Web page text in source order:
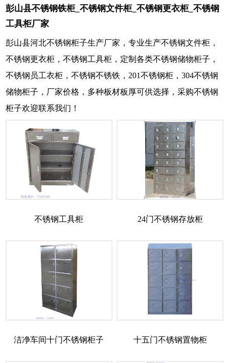
彭山县不锈钢铁柜_不锈钢文件柜_不锈钢更衣柜_不锈钢
工具柜厂家
彭山县河北不锈钢柜子生产厂家，专业生产不锈钢文件柜，
不锈钢更衣柜，不锈钢工具柜，定制各类不锈钢储物柜子，
不锈钢员工衣柜，不锈钢不锈铁，201不锈钢柜，304不锈钢
储物柜子，厂家价格，多种板材板厚可供选择，采购不锈钢
柜子欢迎联系我们！
不锈钢工具柜 24门不锈钢存放柜
洁净车间十门不锈钢柜子 十五门不锈钢置物柜